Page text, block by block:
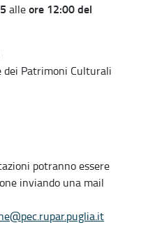
alleore 12:00 del
dei Patrimoni Culturali
potranno essere
inviando una mail